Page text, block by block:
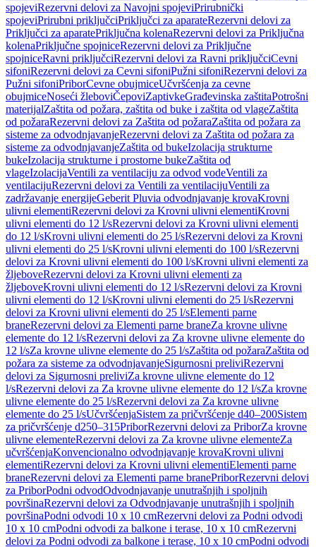
spojeviRezervni delovi za Navojni spojeviPrirubnički
spojeviPrirubni priključciPriključci za aparateRezervni delovi za
Priključci za aparatePriključna kolenaRezervni delovi za Priključna
kolenaPriključne spojniceRezervni delovi za Priključne
spojniceRavni priključciRezervni delovi za Ravni priključciCevni
sifoniRezervni delovi za Cevni sifoniPužni sifoniRezervni delovi za
Pužni sifoniPriborCevne obujmiceUčvršćenja za cevne
obujmiceNoseći žleboviČepoviZaptivkeGrađevinska zaštitaPotrošni
materijalZaštita od požara, zaštita od buke i zaštita od vlageZaštita
od požaraRezervni delovi za Zaštita od požaraZaštita od požara za
sisteme za odvodnjavanjeRezervni delovi za Zaštita od požara za
sisteme za odvodnjavanjeZaštita od bukeIzolacija strukturne
bukeIzolacija strukturne i prostorne bukeZaštita od
vlageIzolacijaVentili za ventilaciju za odvod vodeVentili za
ventilacijuRezervni delovi za Ventili za ventilacijuVentili za
zadržavanje energijeGeberit Pluvia odvodnjavanje krovaKrovni
ulivni elementiRezervni delovi za Krovni ulivni elementiKrovni
ulivni elementi do 12 l/sRezervni delovi za Krovni ulivni elementi
do 12 l/sKrovni ulivni elementi do 25 l/sRezervni delovi za Krovni
ulivni elementi do 25 l/sKrovni ulivni elementi do 100 l/sRezervni
delovi za Krovni ulivni elementi do 100 l/sKrovni ulivni elementi za
žljeboveRezervni delovi za Krovni ulivni elementi za
žljeboveKrovni ulivni elementi do 12 l/sRezervni delovi za Krovni
ulivni elementi do 12 l/sKrovni ulivni elementi do 25 l/sRezervni
delovi za Krovni ulivni elementi do 25 l/sElementi parne
braneRezervni delovi za Elementi parne braneZa krovne ulivne
elemente do 12 l/sRezervni delovi za Za krovne ulivne elemente do
12 l/sZa krovne ulivne elemente do 25 l/sZaštita od požaraZaštita od
požara za sisteme za odvodnjavanjeSigurnosni preliviRezervni
delovi za Sigurnosni preliviZa krovne ulivne elemente do 12
l/sRezervni delovi za Za krovne ulivne elemente do 12 l/sZa krovne
ulivne elemente do 25 l/sRezervni delovi za Za krovne ulivne
elemente do 25 l/sUčvršćenjaSistem za pričvršćenje d40–200Sistem
za pričvršćenje d250–315PriborRezervni delovi za PriborZa krovne
ulivne elementeRezervni delovi za Za krovne ulivne elementeZa
učvršćenjaKonvencionalno odvodnjavanje krovaKrovni ulivni
elementiRezervni delovi za Krovni ulivni elementiElementi parne
braneRezervni delovi za Elementi parne branePriborRezervni delovi
za PriborPodni odvodOdvodnjavanje unutrašnjih i spoljnih
površinaRezervni delovi za Odvodnjavanje unutrašnjih i spoljnih
površinaPodni odvodi 10 x 10 cmRezervni delovi za Podni odvodi
10 x 10 cmPodni odvodi za balkone i terase, 10 x 10 cmRezervni
delovi za Podni odvodi za balkone i terase, 10 x 10 cmPodni odvodi